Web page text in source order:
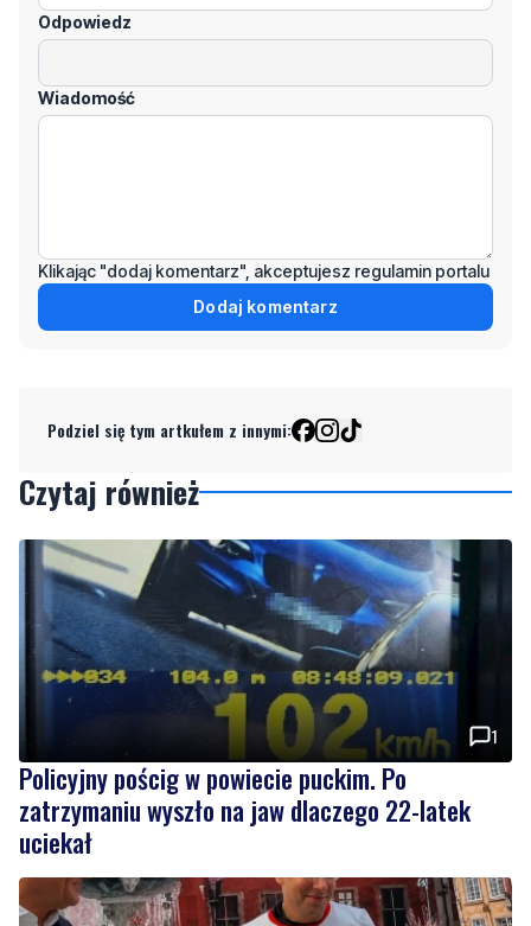
Wiadomość
Policyjny pościg w powiecie puckim. Po
zatrzymaniu wyszło na jaw dlaczego 22-latek
uciekał